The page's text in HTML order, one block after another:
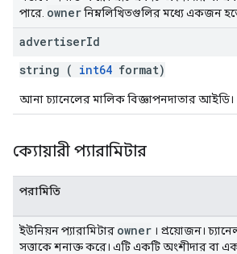
পারে. ownerনিম্নলিখিতগুলির মধ্যে একজন
advertiserId
string ( int64 format)
আনা চ্যানেলের মালিক বিজ্ঞাপনদাতার আইডি।
ক্যোয়ারী প্যারামিটার
পরামিতি
ইউনিয়ন প্যারামিটার owner । প্রয়োজন।
সত্তাকে শনাক্ত করে। এটি একটি অংশীদার বা